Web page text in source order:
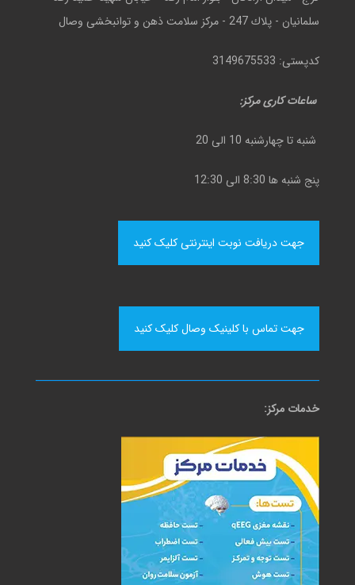
سلمانيان - پلاك 247 - مركز سلامت ذهن و توانبخشی وصال
کدپستی: 3149675533
ساعات کاری مرکز:
شنبه تا چهارشنبه 10 الی 20
پنج شنبه ها 8:30 الی 12:30
جهت دریافت نوبت اینترنتی کلیک کنید
جهت تماس با کلینیک وصال کلیک کنید
خدمات مرکز: